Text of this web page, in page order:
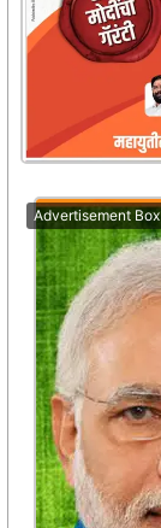
Advertisement Box